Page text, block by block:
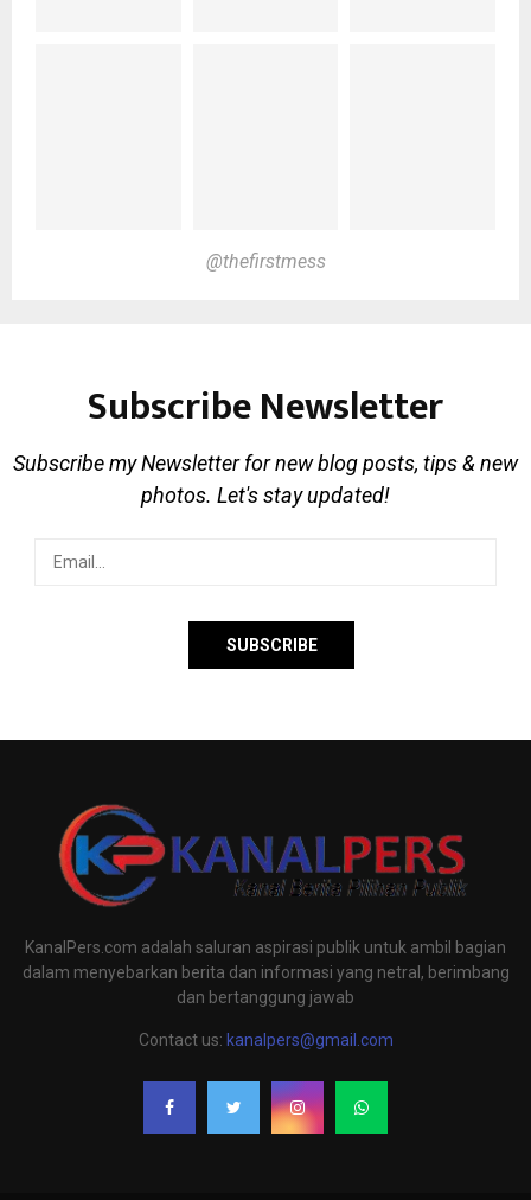
@thefirstmess
Subscribe Newsletter
Subscribe my Newsletter for new blog posts, tips & new
photos. Let's stay updated!
KanalPers.com adalah saluran aspirasi publik untuk ambil bagian
dalam menyebarkan berita dan informasi yang netral, berimbang
dan bertanggung jawab
Contact us: kanalpers@gmail.com